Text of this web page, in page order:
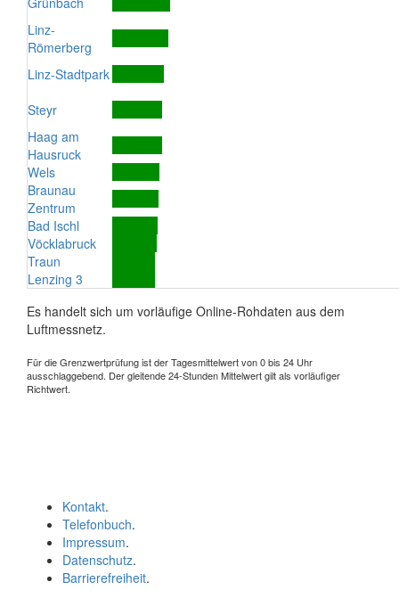
Linz-
Römerberg
Linz-Stadtpark
Steyr
Haag am
Hausruck
Wels
Braunau
Zentrum
Bad Ischl
Vöcklabruck
Traun
Lenzing 3
Es handelt sich um vorläufige Online-Rohdaten aus dem
Luftmessnetz.
Für die Grenzwertprüfung ist der Tagesmittelwert von 0 bis 24 Uhr
ausschlaggebend. Der gleitende 24-Stunden Mittelwert gilt als vorläufiger
Richtwert.
Kontakt.
Telefonbuch.
Impressum.
Datenschutz.
Barrierefreiheit.